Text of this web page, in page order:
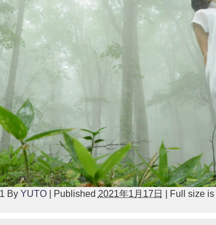
By YUTO Published 2021年1月17日 Full size is